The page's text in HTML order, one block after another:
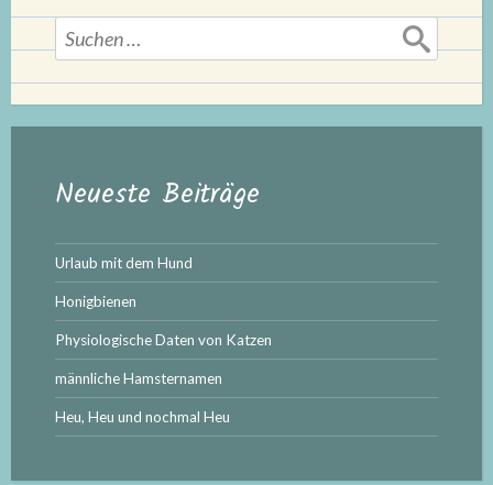
Suchen
nach:
Neueste Beiträge
Urlaub mit dem Hund
Honigbienen
Physiologische Daten von Katzen
männliche Hamsternamen
Heu, Heu und nochmal Heu